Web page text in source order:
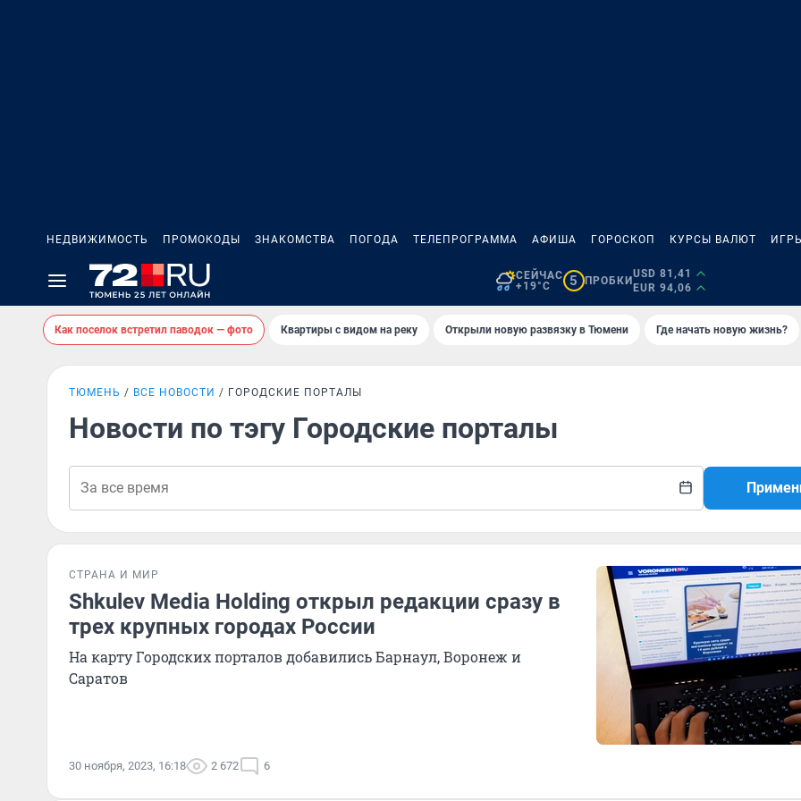
НЕДВИЖИМОСТЬ ПРОМОКОДЫ ЗНАКОМСТВА ПОГОДА ТЕЛЕПРОГРАММА АФИША ГОРОСКОП КУРСЫ ВАЛЮТ
СЕЙЧАС
+19°C
5 ПРОБКИ
USD 81,41
EUR 94,06
Как поселок встретил паводок — фото Квартиры с видом на реку Открыли новую развязку в Тюмени Где начать новую жизнь?
ТЮМЕНЬ ВСЕ НОВОСТИ ГОРОДСКИЕ ПОРТАЛЫ
Новости по тэгу Городские порталы
СТРАНА И МИР
Shkulev Media Holding открыл редакции сразу в
трех крупных городах России
На карту Городских порталов добавились Барнаул, Воронеж и
Саратов
30 ноября, 2023, 16:18 2 672 6